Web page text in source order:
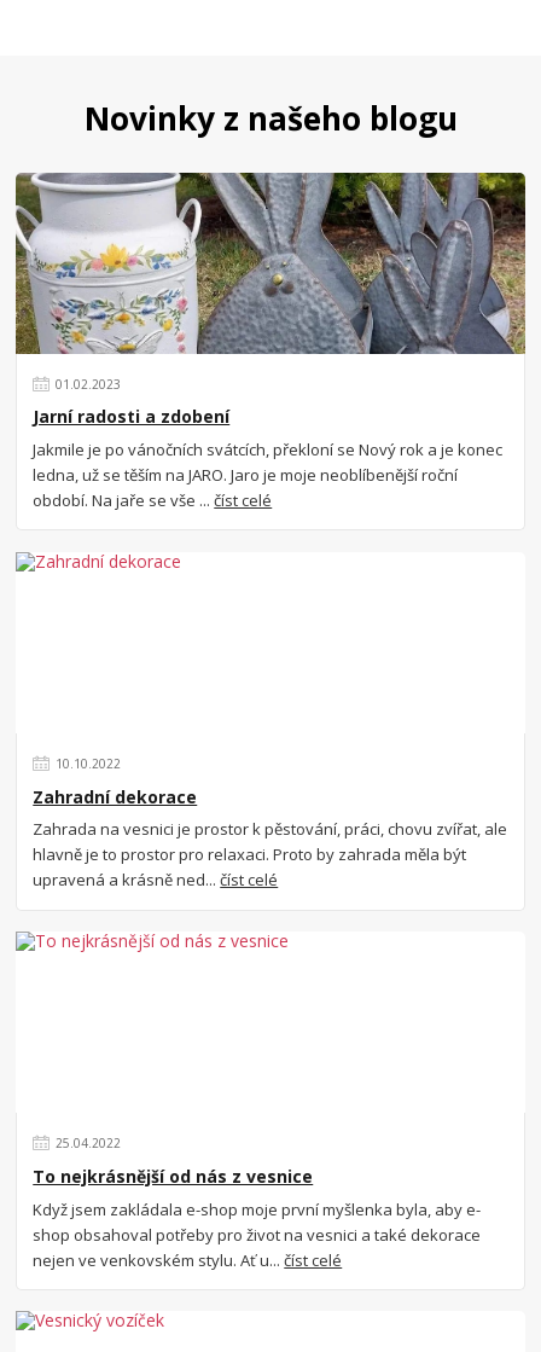
Novinky z našeho blogu
01 02 2023
Jarní radosti a zdobení
Jakmile je po vánočních svátcích, překloní se Nový rok a je konec
ledna, už se těším na JARO. Jaro je moje neoblíbenější roční
období. Na jaře se vše ...číst celé
10.10.2022
Zahradní dekorace
Zahrada na vesnici je prostor k pěstování, práci, chovu zvířat, ale
hlavně je to prostor pro relaxaci. Proto by zahrada měla být
upravená a krásně ned...číst celé
25.04.2022
To nejkrásnější od nás z vesnice
Když jsem zakládala e-shop moje první myšlenka byla, aby e-
shop obsahoval potřeby pro život na vesnici a také dekorace
nejen ve venkovském stylu. Ať u...číst celé